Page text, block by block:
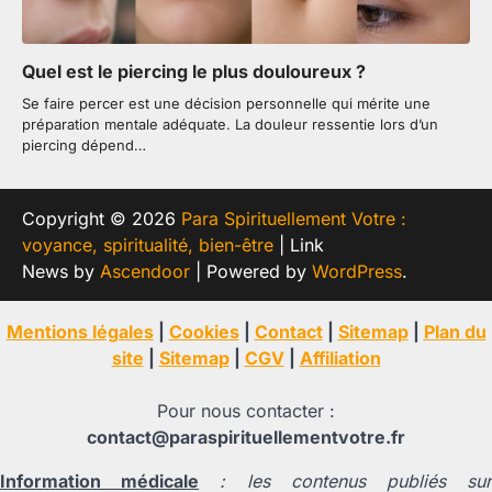
Quel est le piercing le plus douloureux ?
Se faire percer est une décision personnelle qui mérite une
préparation mentale adéquate. La douleur ressentie lors d’un
piercing dépend…
Copyright © 2026 Para Spirituellement Votre :
voyance, spiritualité, bien-être | Link
News by Ascendoor | Powered by WordPress.
Mentions légales| Cookies| Contact| Sitemap| Plan du
site
Sitemap| CGV| Affiliation
Pour nous contacter :
contact@paraspirituellementvotre.fr
Information médicale : les contenus publiés sur